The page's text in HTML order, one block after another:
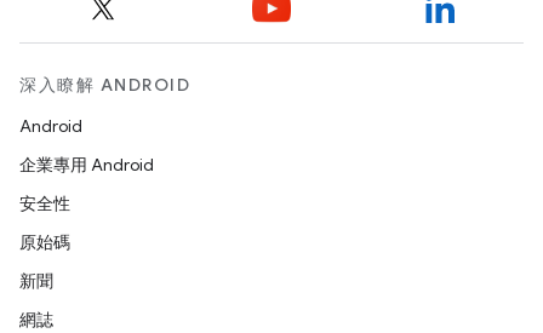
深入瞭解 ANDROID
Android
企業專用 Android
安全性
原始碼
新聞
網誌